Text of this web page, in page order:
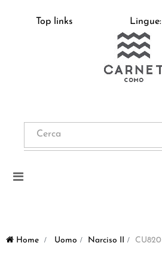
Top links Lingue:
Navigazione
Home > Uomo > Narciso II > CU820